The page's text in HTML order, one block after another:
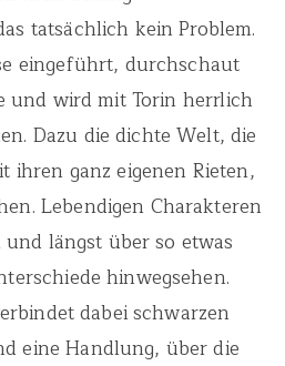
tatsächlich kein Problem.
eingeführt, durchschaut
und wird mit Torin herrlich
Dazu die dichte Welt, die
ihren ganz eigenen Rieten,
Lebendigen Charakteren
längst über so etwas
hinwegsehen.
dabei schwarzen
eine Handlung, über die